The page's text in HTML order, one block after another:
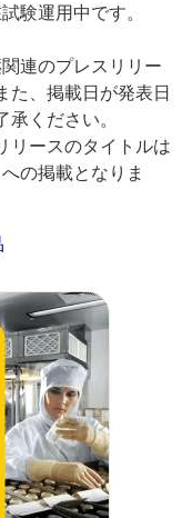
験運用中です。
連のプレスリリー
た、掲載日が発表日
ください。
リースのタイトルは
の掲載となりま